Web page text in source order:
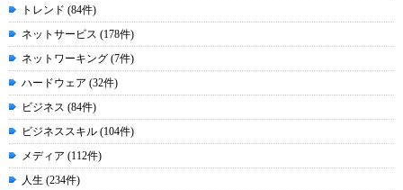
トレンド (84件)
ネットサービス (178件)
ネットワーキング (7件)
ハードウェア (32件)
ビジネス (84件)
ビジネススキル (104件)
メディア (112件)
人生 (234件)